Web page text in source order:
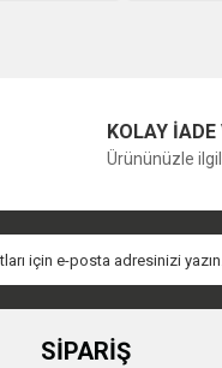
KOLAY İADE
Ürününüzle
SİPARİŞ